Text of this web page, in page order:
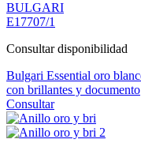
BULGARI
E17707/1
Consultar disponibilidad
Bulgari Essential oro
con brillantes y documento
Consultar